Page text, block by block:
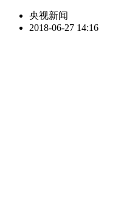
央视新闻
2018-06-27 14:16